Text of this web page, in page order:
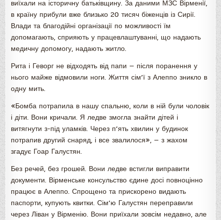
виїхали на історичну батьківщину. За даними МЗС Вірменії,
в країну прибули вже близько 20 тисяч біженців із Сирії.
Влади та благодійні організації по можливості їм
допомагають, сприяють у працевлаштуванні, що надають
медичну допомогу, надають житло.
Рита і Геворг не відходять від папи — після поранення у
нього майже відмовили ноги. Життя сім’ї з Алеппо зникло в
одну мить.
«Бомба потрапила в нашу спальню, коли в ній були чоловік
і діти. Вони кричали. Я ледве змогла знайти дітей і
витягнути з-під уламків. Через п’ять хвилин у будинок
потрапив другий снаряд, і все звалилося», — з жахом
згадує Гоар Галустян.
Без речей, без грошей. Вони ледве встигли виправити
документи. Вірменське консульство єдине досі повноцінно
працює в Алеппо. Спрощено та прискорено видають
паспорти, купують квитки. Сім’ю Галустян переправили
через Ліван у Вірменію. Вони приїхали зовсім недавно, але